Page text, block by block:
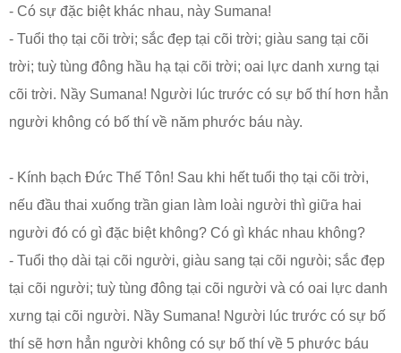
- Có sự đặc biệt khác nhau, này Sumana!
- Tuổi thọ tại cõi trời; sắc đẹp tại cõi trời; giàu sang tại cõi
trời; tuỳ tùng đông hầu hạ tại cõi trời; oai lực danh xưng tại
cõi trời. Nầy Sumana! Người lúc trước có sự bố thí hơn hẳn
người không có bố thí về năm phước báu này.
- Kính bạch Đức Thế Tôn! Sau khi hết tuổi thọ tại cõi trời,
nếu đầu thai xuống trần gian làm loài người thì giữa hai
người đó có gì đặc biệt không? Có gì khác nhau không?
- Tuổi thọ dài tại cõi người, giàu sang tại cõi ngưòi; sắc đẹp
tại cõi người; tuỳ tùng đông tại cõi người và có oai lực danh
xưng tại cõi người. Nầy Sumana! Người lúc trước có sự bố
thí sẽ hơn hẳn người không có sự bố thí về 5 phước báu